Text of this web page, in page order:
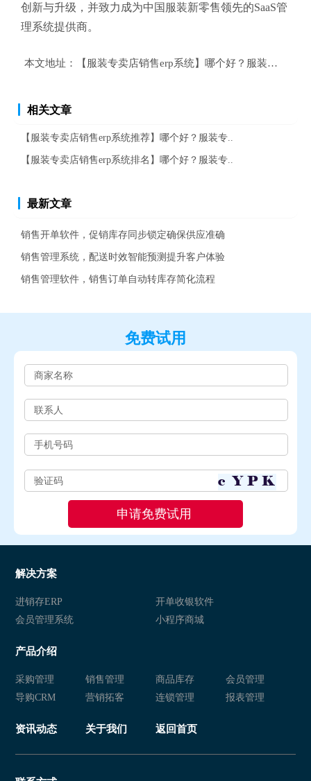
创新与升级，并致力成为中国服装新零售领先的SaaS管
理系统提供商。
本文地址： 【服装专卖店销售erp系统】哪个好？服装专卖店
相关文章
【服装专卖店销售erp系统推荐】哪个好？服装专..
【服装专卖店销售erp系统排名】哪个好？服装专..
最新文章
销售开单软件，促销库存同步锁定确保供应准确
销售管理系统，配送时效智能预测提升客户体验
销售管理软件，销售订单自动转库存简化流程
免费试用
解决方案
进销存ERP
开单收银软件
会员管理系统
小程序商城
产品介绍
采购管理 销售管理 商品库存
会员管理
导购CRM
营销拓客 连锁管理 报表管理
资讯动态 关于我们 返回首页